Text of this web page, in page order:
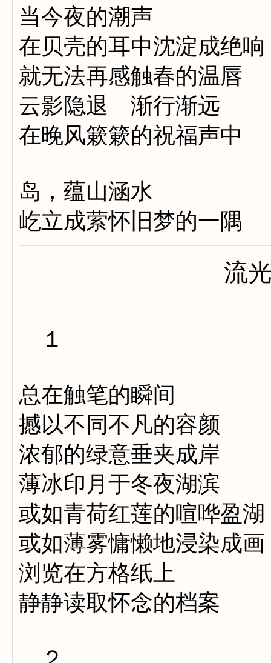
当今夜的潮声
在贝壳的耳中沈淀成绝响
就无法再感触春的温唇
云影隐退 渐行渐远
在晚风簌簌的祝福声中
岛，蕴山涵水
屹立成萦怀旧梦的一隅
流
１
总在触笔的瞬间
撼以不同不凡的容颜
浓郁的绿意垂夹成岸
薄冰印月于冬夜湖滨
或如青荷红莲的喧哗盈湖
或如薄雾慵懒地浸染成画
浏览在方格纸上
静静读取怀念的档案